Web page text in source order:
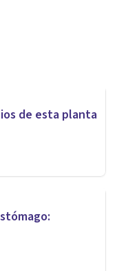
de esta planta
para